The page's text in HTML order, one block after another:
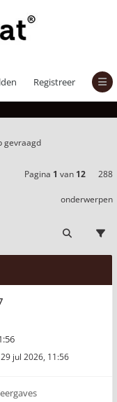
Registreer
gevraagd
Pagina 1 van 12 288
onderwerpen
jul 2026, 11:56